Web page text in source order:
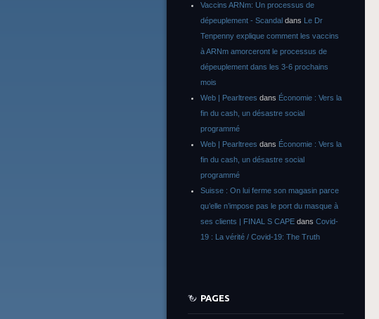
Vaccins ARNm: Un processus de
dépeuplement - Scandal dans Le Dr
Tenpenny explique comment les vaccins
à ARNm amorceront le processus de
dépeuplement dans les 3-6 prochains
mois
Web | Pearltrees dans Économie : Vers la
fin du cash, un désastre social
programmé
Web | Pearltrees dans Économie : Vers la
fin du cash, un désastre social
programmé
Suisse : On lui ferme son magasin parce
qu’elle n’impose pas le port du masque à
ses clients | FINAL S CAPE dans Covid-
19 : La vérité / Covid-19: The Truth
PAGES